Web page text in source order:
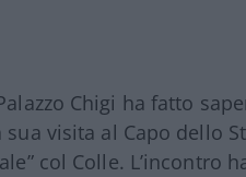
Chigi ha fatto
visita al Capo dello
col Colle. L’incontro